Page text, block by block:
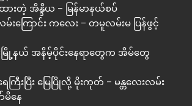
ားတဲ့ အိန္ဒိယ – မြန်မာနယ်စပ်
ကြောင်း ကလေး – တမူလမ်းမ ပြန်ဖွင့်
င်းမြို့နယ် အနိမ့်ပိုင်းနေရာတွေက အိမ်​တွေ
ြီးပြီး မြေပြိုလို့ မိုးကုတ် – မန္တလေးလမ်း
မိနေ